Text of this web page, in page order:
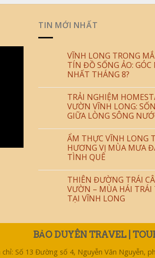
TIN MỚI NHẤT
VĨNH LONG TRONG
TÍN ĐỒ SỐNG ẢO: GÓC
NHẤT THÁNG 8?
TRẢI NGHIỆM
VƯỜN VĨNH LONG:
GIỮA LÒNG SÔNG
ẨM THỰC VĨNH LONG
HƯƠNG VỊ MÙA MƯA
TÌNH QUÊ
THIÊN ĐƯỜNG TRÁI
VƯỜN – MÙA HÁI TRÁI
TẠI VĨNH LONG
BẢO DUYÊN TRAVEL |
Số 13 Đường số 4, Nguyễn Văn Nguyễn,